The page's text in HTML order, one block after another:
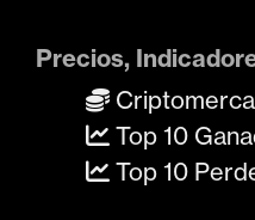
Precios,
Top 10
Top 10